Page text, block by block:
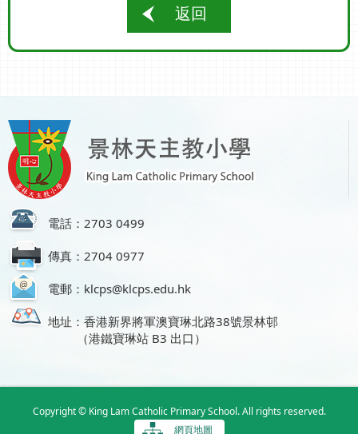
返回
電話：2703 0499
傳真：2704 0977
電郵：klcps@klcps.edu.hk
地址：香港新界將軍澳寶琳北路38號景林邨
（港鐵寶琳站 B3 出口）
Copyright © King Lam Catholic Primary School. All rights reserved.
網頁地圖